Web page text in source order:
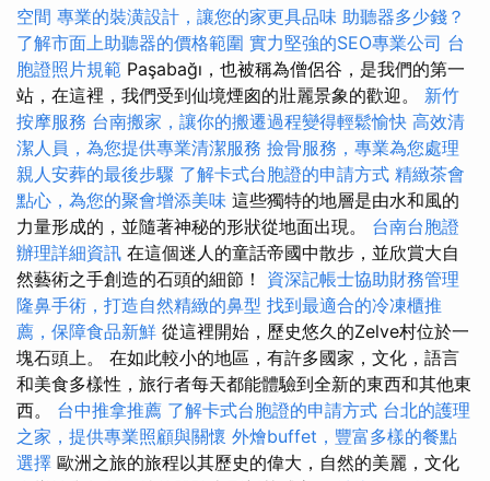
空間 專業的裝潢設計，讓您的家更具品味 助聽器多少錢？
了解市面上助聽器的價格範圍 實力堅強的SEO專業公司 台
胞證照片規範 Paşabağı，也被稱為僧侶谷，是我們的第一
站，在這裡，我們受到仙境煙囪的壯麗景象的歡迎。 新竹
按摩服務 台南搬家，讓你的搬遷過程變得輕鬆愉快 高效清
潔人員，為您提供專業清潔服務 撿骨服務，專業為您處理
親人安葬的最後步驟 了解卡式台胞證的申請方式 精緻茶會
點心，為您的聚會增添美味 這些獨特的地層是由水和風的
力量形成的，並隨著神秘的形狀從地面出現。 台南台胞證
辦理詳細資訊 在這個迷人的童話帝國中散步，並欣賞大自
然藝術之手創造的石頭的細節！ 資深記帳士協助財務管理
隆鼻手術，打造自然精緻的鼻型 找到最適合的冷凍櫃推
薦，保障食品新鮮 從這裡開始，歷史悠久的Zelve村位於一
塊石頭上。 在如此較小的地區，有許多國家，文化，語言
和美食多樣性，旅行者每天都能體驗到全新的東西和其他東
西。 台中推拿推薦 了解卡式台胞證的申請方式 台北的護理
之家，提供專業照顧與關懷 外燴buffet，豐富多樣的餐點
選擇 歐洲之旅的旅程以其歷史的偉大，自然的美麗，文化